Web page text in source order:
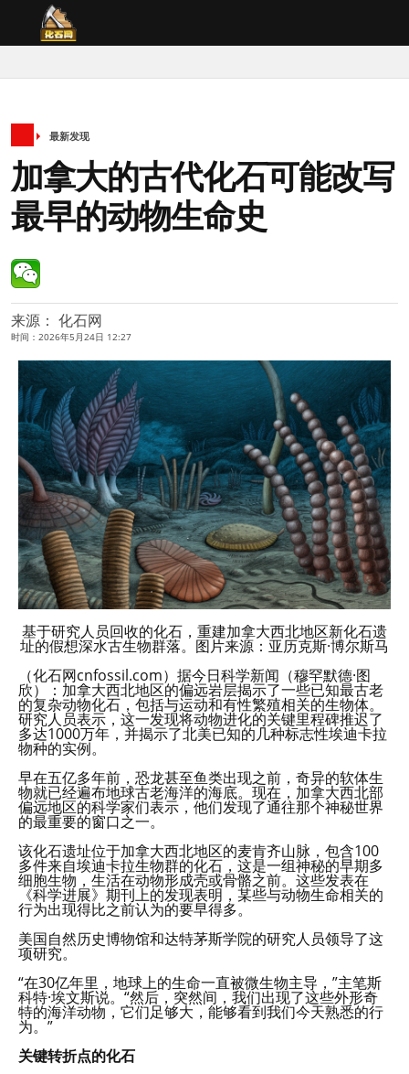
最新发现
加拿大的古代化石可能改写
最早的动物生命史
来源： 化石网
时间：2026年5月24日 12:27
基于研究人员回收的化石，重建加拿大西北地区新化石遗
址的假想深水古生物群落。图片来源：亚历克斯·博尔斯马
（化石网cnfossil.com）据今日科学新闻（穆罕默德·图
欣）：加拿大西北地区的偏远岩层揭示了一些已知最古老
的复杂动物化石，包括与运动和有性繁殖相关的生物体。
研究人员表示，这一发现将动物进化的关键里程碑推迟了
多达1000万年，并揭示了北美已知的几种标志性埃迪卡拉
物种的实例。
早在五亿多年前，恐龙甚至鱼类出现之前，奇异的软体生
物就已经遍布地球古老海洋的海底。现在，加拿大西北部
偏远地区的科学家们表示，他们发现了通往那个神秘世界
的最重要的窗口之一。
该化石遗址位于加拿大西北地区的麦肯齐山脉，包含100
多件来自埃迪卡拉生物群的化石，这是一组神秘的早期多
细胞生物，生活在动物形成壳或骨骼之前。这些发表在
《科学进展》期刊上的发现表明，某些与动物生命相关的
行为出现得比之前认为的要早得多。
美国自然历史博物馆和达特茅斯学院的研究人员领导了这
项研究。
“在30亿年里，地球上的生命一直被微生物主导，”主笔斯
科特·埃文斯说。“然后，突然间，我们出现了这些外形奇
特的海洋动物，它们足够大，能够看到我们今天熟悉的行
为。”
关键转折点的化石